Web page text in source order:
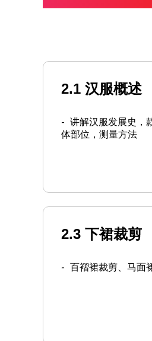
2.1 汉服概述
- 讲解汉服发展史，
体部位，测量方法
2.3 下裙裁剪
- 百褶裙裁剪、马面